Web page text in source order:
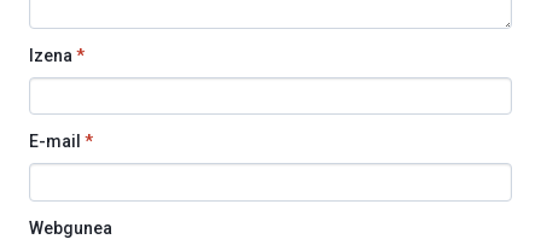
Izena *
E-mail *
Webgunea